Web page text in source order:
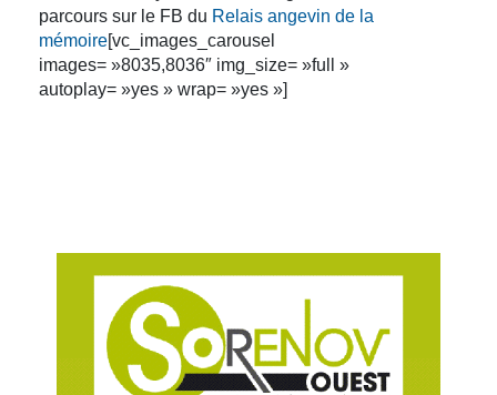
parcours sur le FB du Relais angevin de la
mémoire[vc_images_carousel
images= »8035,8036″ img_size= »full »
autoplay= »yes » wrap= »yes »]